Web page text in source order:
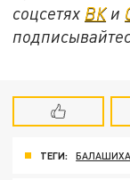
соцсетях ВКи
ТЕГИ: БАЛАШИХА